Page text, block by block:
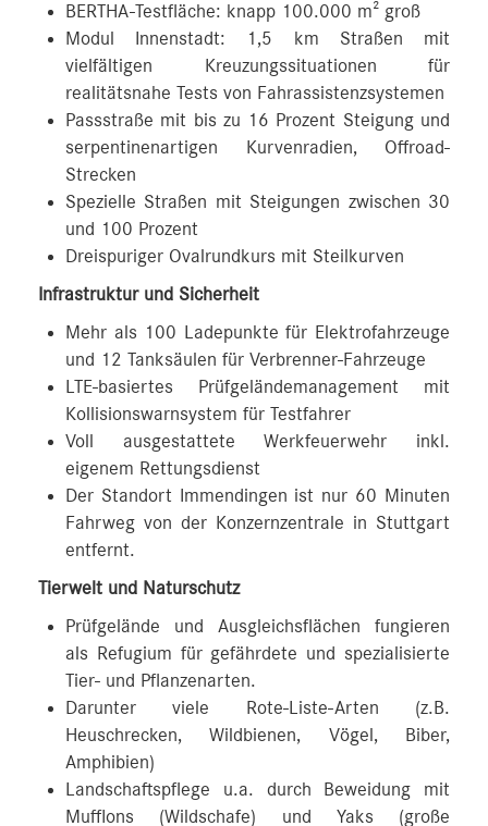
BERTHA-Testfläche: knapp 100.000 m² groß
Modul Innenstadt: 1,5 km Straßen mit
vielfältigen Kreuzungssituationen für
realitätsnahe Tests von Fahrassistenzsystemen
Passstraße mit bis zu 16 Prozent Steigung und
serpentinenartigen Kurvenradien, Offroad-
Strecken
Spezielle Straßen mit Steigungen zwischen 30
und 100 Prozent
Dreispuriger Ovalrundkurs mit Steilkurven
Infrastruktur und Sicherheit
Mehr als 100 Ladepunkte für Elektrofahrzeuge
und 12 Tanksäulen für Verbrenner-Fahrzeuge
LTE-basiertes Prüfgeländemanagement mit
Kollisionswarnsystem für Testfahrer
Voll ausgestattete Werkfeuerwehr inkl.
eigenem Rettungsdienst
Der Standort Immendingen ist nur 60 Minuten
Fahrweg von der Konzernzentrale in Stuttgart
entfernt.
Tierwelt und Naturschutz
Prüfgelände und Ausgleichsflächen fungieren
als Refugium für gefährdete und spezialisierte
Tier- und Pflanzenarten.
Darunter viele Rote-Liste-Arten (z.B.
Heuschrecken, Wildbienen, Vögel, Biber,
Amphibien)
Landschaftspflege u.a. durch Beweidung mit
Mufflons (Wildschafe) und Yaks (große